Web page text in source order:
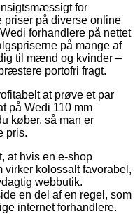
for
priser på diverse online
forhandlere på nettet
på mange af
til mænd og kvinder –
portofri fragt.
at prøve et par
på Wedi 110 mm
køber, så man er
pris.
at hvis en e-shop
virker kolossalt favorabel,
webbutik.
en del af en regel, som
internet forhandlere.